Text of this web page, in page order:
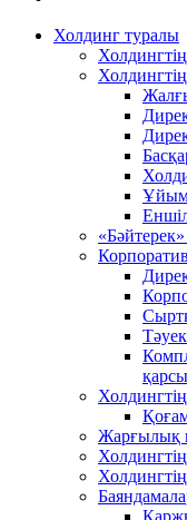
Холдинг туралы
Жарғылық